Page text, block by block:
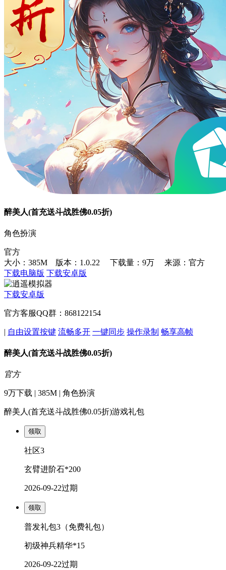
醉美人(首充送斗战胜佛0.05折)
角色扮演
官方
大小：385M 版本：1.0.22
下载量：9万
来源：官方
下载电脑版 下载安卓版
下载安卓版
官方客服QQ群：868122154
| 自由设置按键 流畅多开 一键同步 操作录制 畅享高帧
醉美人(首充送斗战胜佛0.05折)
官方
9万下载 | 385M | 角色扮演
醉美人(首充送斗战胜佛0.05折)游戏礼包
领取
社区3
玄臂进阶石*200
2026-09-22过期
领取
普发礼包3（免费礼包）
初级神兵精华*15
2026-09-22过期